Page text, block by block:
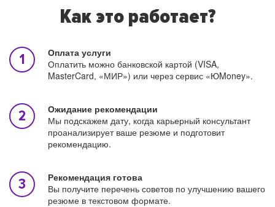
Как это работает?
Оплата услуги
Оплатить можно банковской картой (VISA,
MasterCard, «МИР») или через сервис «ЮMoney».
Ожидание рекомендации
Мы подскажем дату, когда карьерный консультант
проанализирует ваше резюме и подготовит
рекомендацию.
Рекомендация готова
Вы получите перечень советов по улучшению вашего
резюме в текстовом формате.